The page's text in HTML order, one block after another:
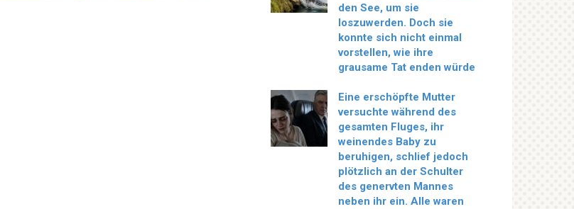
den See, um sie
loszuwerden. Doch sie
konnte sich nicht einmal
vorstellen, wie ihre
grausame Tat enden würde
Eine erschöpfte Mutter
versuchte während des
gesamten Fluges, ihr
weinendes Baby zu
beruhigen, schlief jedoch
plötzlich an der Schulter
des genervten Mannes
neben ihr ein. Alle waren